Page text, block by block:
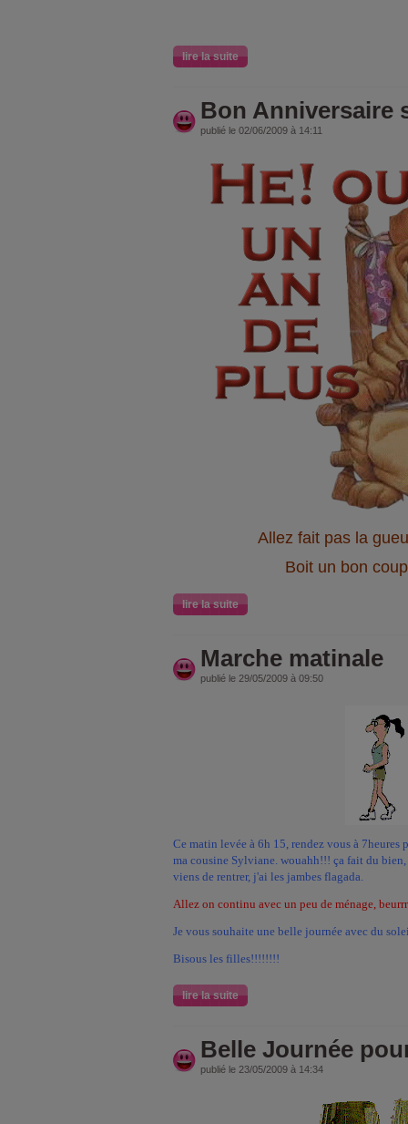
lire la suite
Bon Anniversaire
publié le 02/06/2009 à 14:11
Allez fait pas la
Boit un bon
lire la suite
Marche matinale
publié le 29/05/2009 à 09:50
Ce matin levée à 6h 15, rendez vous à 7heures
ma cousine Sylviane. wouahh!!! ça fait du
viens de rentrer, j'ai les jambes flagada.
Allez on continu avec un peu de ménage,
Je vous souhaite une belle journée avec du
Bisous les filles!!!!!!!!
lire la suite
Belle Journée
publié le 23/05/2009 à 14:34